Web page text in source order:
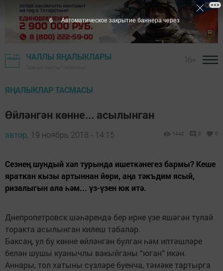
ЧАЛЛЫ ЯҢАЛЫКЛАРЫ
ЯҢАЛЫКЛАР ТАСМАСЫ
Өйләнгән көнне... асылынган
автор, 19 ноябрь 2018 - 14:15 1442 0 0
Сезнең шундый хәл турында ишеткәнегез бармы? Кеше
яраткан кызы артыннан йөри, аңа тәкъдим ясый,
ризалыгын ала һәм... үз-үзен юк итә.
Днепропетровск шәһәрендә бер ирне үзе яшәгән тулай
торакта асылынган килеш табалар.
Баксаң, ул бу көнне өйләнгән булган һәм иптәшләре
белән шушы куанычлы вакыйганы “юган” икән.
Аннары, тол хатыны сүзләре буенча, тәмәке тартырга
5 Автоматическое закрытие баннера через